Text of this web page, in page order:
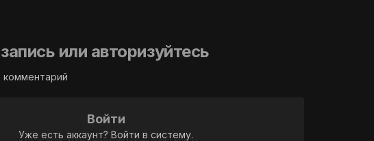
или авторизуйтесь
Войти
Уже есть аккаунт? Войти в систему.